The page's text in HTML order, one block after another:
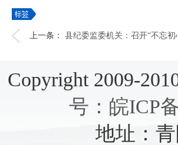
上一条： 县纪委监委机关：召开“不忘
Copyright 2009-
号：皖ICP
地址：